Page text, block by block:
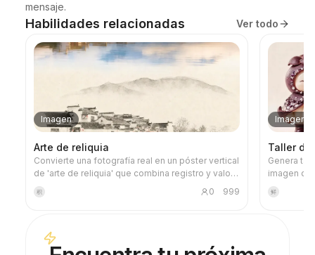
mensaje.
Habilidades relacionadas Ver todo
Imagen
Arte de reliquia
Convierte una fotografía real en un póster vertical
de 'arte de reliquia' que combina registro y valor
artístico: la parte superior conserva la fotografía
original sin alterar, y la parte inferior, mediante un
la foto. No es una ilustración común ni un póster
decorativo, sino que, con pocos bloques de tinta,
积 0 999
Imagen
Taller de
Genera
imagen de
鲜